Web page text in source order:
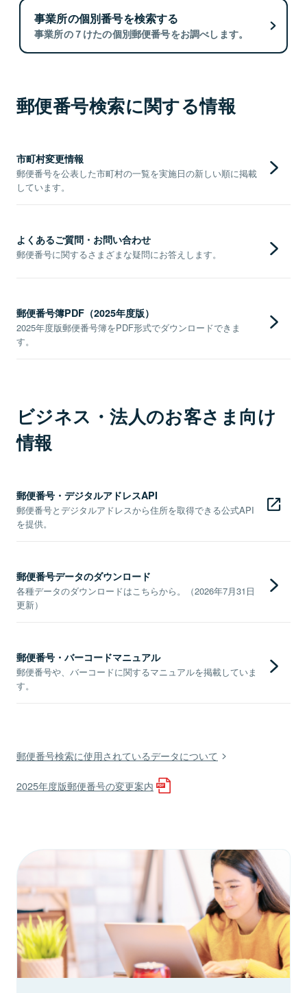
事業所の個別番号を検索する
事業所の７けたの個別郵便番号をお調べします。
郵便番号検索に関する情報
市町村変更情報
郵便番号を公表した市町村の一覧を実施日の新しい順に掲載
しています。
よくあるご質問・お問い合わせ
郵便番号に関するさまざまな疑問にお答えします。
郵便番号簿PDF（2025年度版）
2025年度版郵便番号簿をPDF形式でダウンロードできま
す。
ビジネス・法人のお客さま向け
情報
郵便番号・デジタルアドレスAPI
郵便番号とデジタルアドレスから住所を取得できる公式API
を提供。
郵便番号データのダウンロード
各種データのダウンロードはこちらから。（2026年7月31日
更新）
郵便番号・バーコードマニュアル
郵便番号や、バーコードに関するマニュアルを掲載していま
す。
郵便番号検索に使用されているデータについて
2025年度版郵便番号の変更案内